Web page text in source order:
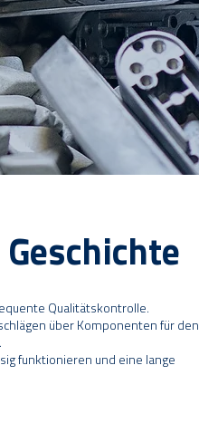
Qualitätskontrolle.
über Komponenten für den
funktionieren und eine lange